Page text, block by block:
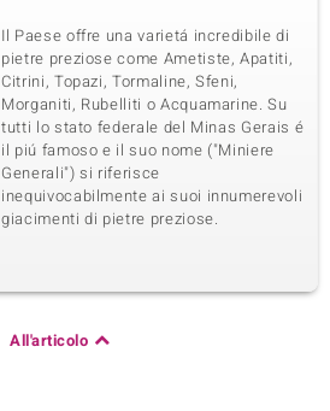
Il Paese offre una varietá incredibile di
pietre preziose come Ametiste, Apatiti,
Citrini, Topazi, Tormaline, Sfeni,
Morganiti, Rubelliti o Acquamarine. Su
tutti lo stato federale del Minas Gerais é
il piú famoso e il suo nome ("Miniere
Generali") si riferisce
inequivocabilmente ai suoi innumerevoli
giacimenti di pietre preziose.
All'articolo